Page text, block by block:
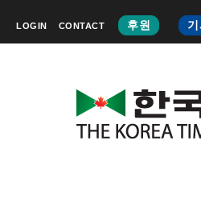
LOGIN CONTACT 후원